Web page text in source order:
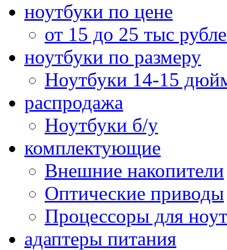
ноутбуки по цене
от 15 до 25 тыс
ноутбуки по размеру
Ноутбуки 14-15
распродажа
Ноутбуки б/у
комплектующие
Внешние накопители
Оптические приводы
Процессоры для
адаптеры питания